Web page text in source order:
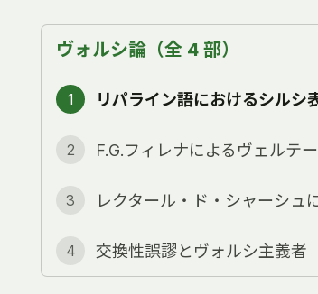
ヴォルシ論（全 4 部）
1 リパライン語におけるシルシ
2
3 レクタール・ド・シャーシュ
4 交換性誤謬とヴォルシ主義者